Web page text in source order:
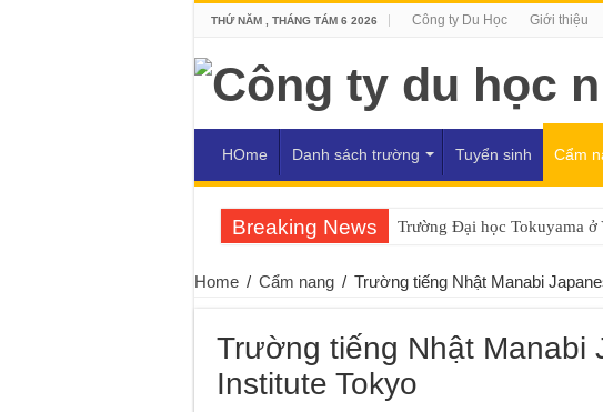
THỨ NĂM , THÁNG TÁM 6 2026 Công ty Du Học Giới thiệu
HOme Danh sách trường Tuyển sinh Cẩm
Breaking News Trường Đại học Tokuyama ở
Home / Cẩm nang / Trường tiếng Nhật Manabi
Trường tiếng Nhật Manabi
Institute Tokyo